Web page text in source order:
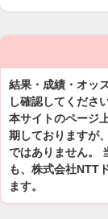
結果・成績・オッ
し確認してください
本サイトのページ
期しておりますが
ではありません。
も、株式会社NTT
ます。